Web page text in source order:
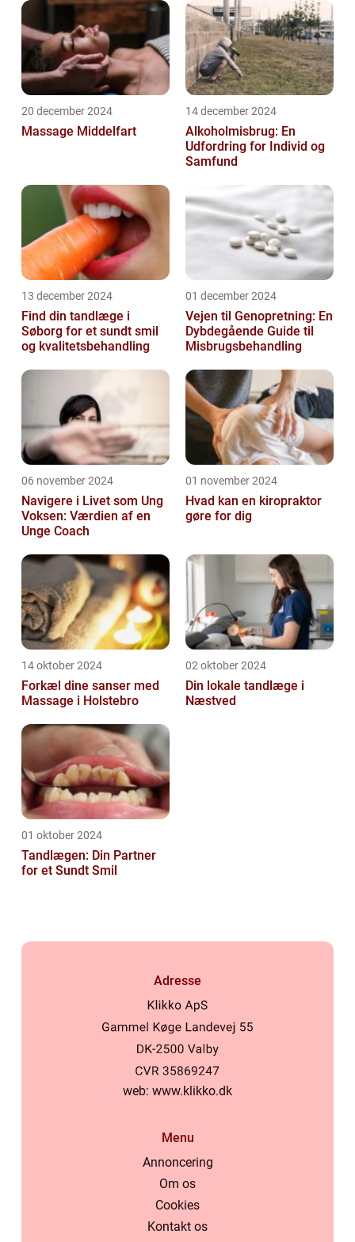
20 december 2024
Massage Middelfart
14 december 2024
Alkoholmisbrug: En
Udfordring for Individ og
Samfund
13 december 2024
Find din tandlæge i
Søborg for et sundt smil
og kvalitetsbehandling
01 december 2024
Vejen til Genopretning: En
Dybdegående Guide til
Misbrugsbehandling
06 november 2024
Navigere i Livet som Ung
Voksen: Værdien af en
Unge Coach
01 november 2024
Hvad kan en kiropraktor
gøre for dig
14 oktober 2024
Forkæl dine sanser med
Massage i Holstebro
02 oktober 2024
Din lokale tandlæge i
Næstved
01 oktober 2024
Tandlægen: Din Partner
for et Sundt Smil
Adresse
web: www.klikko.dk
Menu
Annoncering
Om os
Cookies
Kontakt os